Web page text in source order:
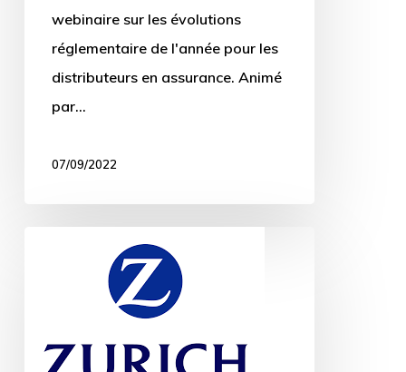
webinaire sur les évolutions
réglementaire de l'année pour les
distributeurs en assurance. Animé
par…
07/09/2022